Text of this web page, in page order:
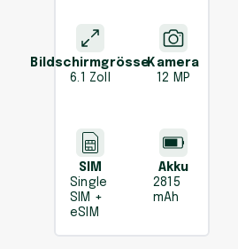
Bildschirmgrösse
6.1 Zoll
Kamera
12 MP
SIM
Single
SIM +
eSIM
Akku
2815
mAh